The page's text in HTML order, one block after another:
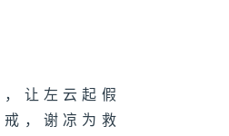
让左云起假
，谢凉为救